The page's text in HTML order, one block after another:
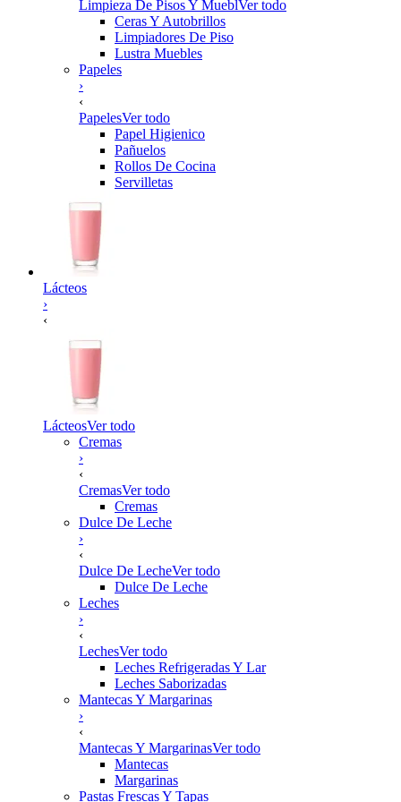
Limpieza De Pisos Y MueblVer todo
Ceras Y Autobrillos
Limpiadores De Piso
Lustra Muebles
Papeles
›
‹
PapelesVer todo
Papel Higienico
Pañuelos
Rollos De Cocina
Servilletas
Lácteos
›
‹
LácteosVer todo
Cremas
›
‹
CremasVer todo
Cremas
Dulce De Leche
›
‹
Dulce De LecheVer todo
Dulce De Leche
Leches
›
‹
LechesVer todo
Leches Refrigeradas Y Lar
Leches Saborizadas
Mantecas Y Margarinas
›
‹
Mantecas Y MargarinasVer todo
Mantecas
Margarinas
Pastas Frescas Y Tapas